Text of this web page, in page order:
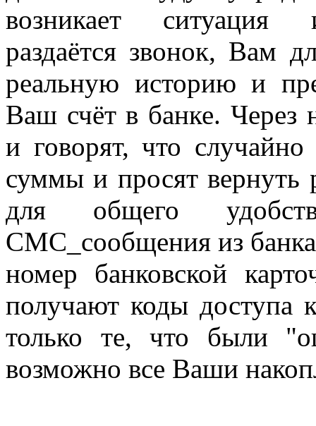
возникает ситуация
раздаётся звонок, Вам
реальную историю и
Ваш счёт в банке. Через
и говорят, что
суммы и просят вернуть
для общего
СМС_сообщения из
номер банковской
получают коды доступа
только те, что были
возможно все Ваши